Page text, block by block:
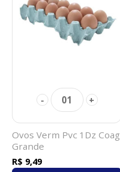
- 01 +
Ovos Verm Pvc 1Dz Coag
Grande
R$ 9,49